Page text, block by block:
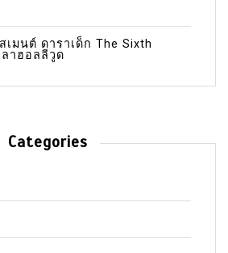
เมนต์ ดาราเด็ก The Sixth
ลาฮอลลีวูด
Categories